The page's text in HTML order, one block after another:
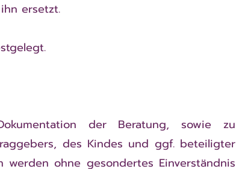
ersetzt.
der Beratung, sowie zu
des Kindes und ggf. beteiligter
ohne gesondertes Einverständnis